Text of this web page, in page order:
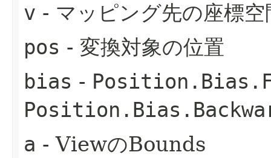
v - マッピング先の座標
pos - 変換対象の位置
bias -
a - ViewのBounds